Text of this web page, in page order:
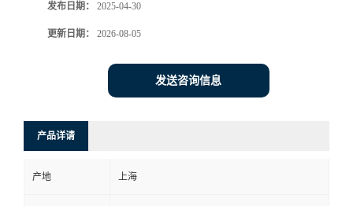
发布日期： 2025-04-30
更新日期： 2026-08-05
发送咨询信息
产品详请
产地 上海